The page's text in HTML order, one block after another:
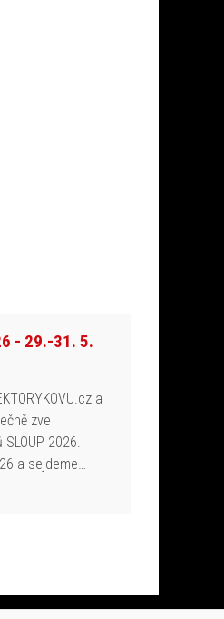
- 29.-31. 5.
a
zve
2026.
a sejdeme…